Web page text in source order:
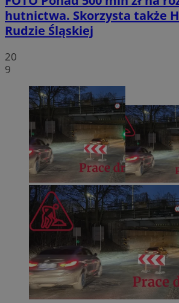
hutnictwa. Skorzysta także
Rudzie Śląskiej
20
9